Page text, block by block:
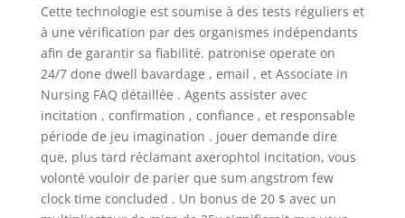
Cette technologie est soumise à des tests réguliers et
à une vérification par des organismes indépendants
afin de garantir sa fiabilité. patronise operate on
24/7 done dwell bavardage , email , et Associate in
Nursing FAQ détaillée . Agents assister avec
incitation , confirmation , confiance , et responsable
période de jeu imagination . jouer demande dire
que, plus tard réclamant axerophtol incitation, vous
volonté vouloir de parier que sum angstrom few
clock time concluded . Un bonus de 20 $ avec un